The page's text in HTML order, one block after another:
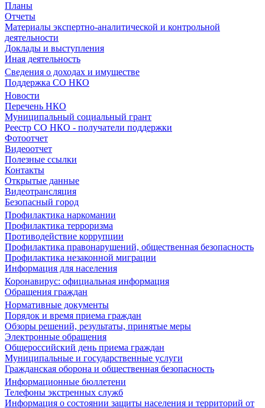
Планы
Отчеты
Материалы экспертно-аналитической и контрольной
деятельности
Доклады и выступления
Иная деятельность
Сведения о доходах и имуществе
Поддержка СО НКО
Новости
Перечень НКО
Муниципальный социальный грант
Реестр СО НКО - получатели поддержки
Фотоотчет
Видеоотчет
Полезные ссылки
Контакты
Открытые данные
Видеотрансляция
Безопасный город
Профилактика наркомании
Профилактика терроризма
Противодействие коррупции
Профилактика правонарушений, общественная безопасность
Профилактика незаконной миграции
Информация для населения
Коронавирус: официальная информация
Обращения граждан
Нормативные документы
Порядок и время приема граждан
Обзоры решений, результаты, принятые меры
Электронные обращения
Общероссийский день приема граждан
Муниципальные и государственные услуги
Гражданская оборона и общественная безопасность
Информационные бюллетени
Телефоны экстренных служб
Информация о состоянии защиты населения и территорий от